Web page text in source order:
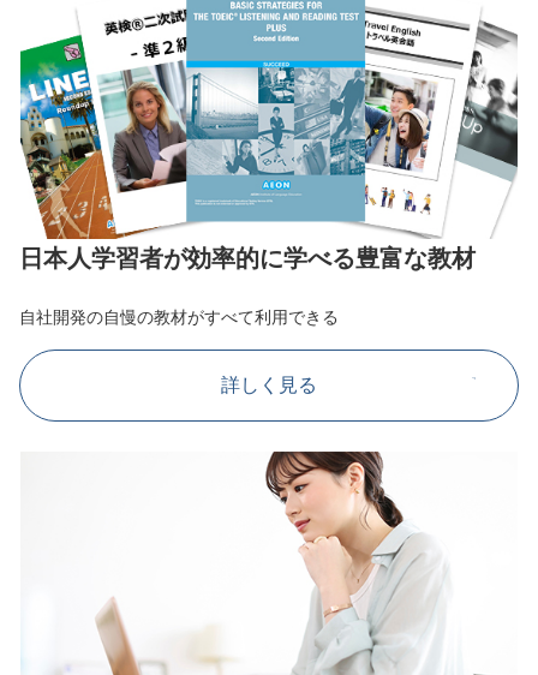
日本人学習者が効率的に学べる豊富な教材
自社開発の自慢の教材がすべて利用できる
詳しく見る